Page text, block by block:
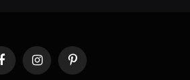
FacebookInstagramPinterest